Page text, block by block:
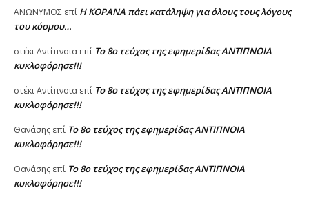
AΝΩΝΥΜΟΣ επί Η KOPANA πάει κατάληψη για όλους τους λόγους
του κόσμου…
στέκι Αντίπνοια επί Το 8ο τεύχος της εφημερίδας ΑΝΤΙΠΝΟΙΑ
κυκλοφόρησε!!!
στέκι Αντίπνοια επί Το 8ο τεύχος της εφημερίδας ΑΝΤΙΠΝΟΙΑ
κυκλοφόρησε!!!
Θανάσης επί Το 8ο τεύχος της εφημερίδας ΑΝΤΙΠΝΟΙΑ
κυκλοφόρησε!!!
Θανάσης επί Το 8ο τεύχος της εφημερίδας ΑΝΤΙΠΝΟΙΑ
κυκλοφόρησε!!!